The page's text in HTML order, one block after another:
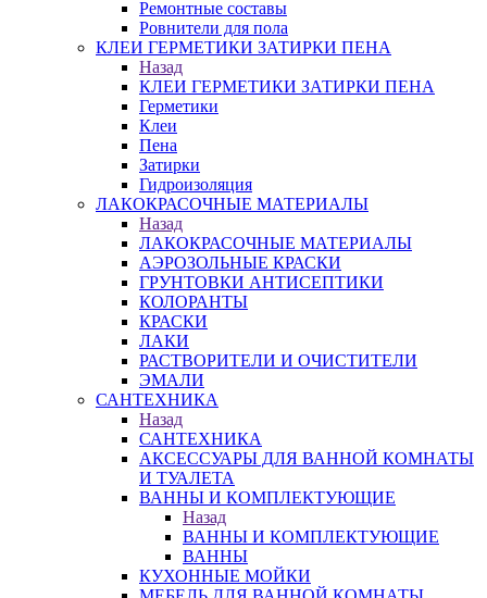
Ремонтные составы
Ровнители для пола
КЛЕИ ГЕРМЕТИКИ ЗАТИРКИ ПЕНА
Назад
КЛЕИ ГЕРМЕТИКИ ЗАТИРКИ ПЕНА
Герметики
Клеи
Пена
Затирки
Гидроизоляция
ЛАКОКРАСОЧНЫЕ МАТЕРИАЛЫ
Назад
ЛАКОКРАСОЧНЫЕ МАТЕРИАЛЫ
АЭРОЗОЛЬНЫЕ КРАСКИ
ГРУНТОВКИ АНТИСЕПТИКИ
КОЛОРАНТЫ
КРАСКИ
ЛАКИ
РАСТВОРИТЕЛИ И ОЧИСТИТЕЛИ
ЭМАЛИ
САНТЕХНИКА
Назад
САНТЕХНИКА
АКСЕССУАРЫ ДЛЯ ВАННОЙ КОМНАТЫ
И ТУАЛЕТА
ВАННЫ И КОМПЛЕКТУЮЩИЕ
Назад
ВАННЫ И КОМПЛЕКТУЮЩИЕ
ВАННЫ
КУХОННЫЕ МОЙКИ